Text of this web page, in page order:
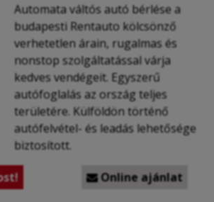
Automata váltós autó bérlése a
budapesti Rentauto kölcsönző
verhetetlen árain, rugalmas és
nonstop szolgáltatással várja
kedves vendégeit. Egyszerű
autófoglalás az ország teljes
területére. Külföldön történő
autófelvétel- és leadás lehetősége
biztosított.
Online ajánlat